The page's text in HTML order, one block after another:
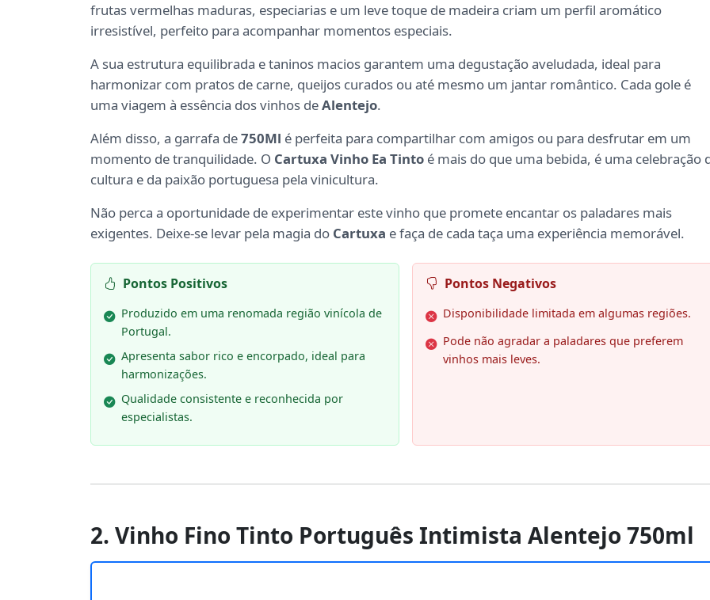
frutas vermelhas maduras, especiarias e um leve toque de madeira criam um perfil aromático
irresistível, perfeito para acompanhar momentos especiais.
A sua estrutura equilibrada e taninos macios garantem uma degustação aveludada, ideal para
harmonizar com pratos de carne, queijos curados ou até mesmo um jantar romântico. Cada gole é
uma viagem à essência dos vinhos deAlentejo.
Além disso, a garrafa de750Ml é perfeita para compartilhar com amigos ou para desfrutar em um
momento de tranquilidade. O Cartuxa Vinho Ea Tinto é mais do que uma bebida, é uma celebração
cultura e da paixão portuguesa pela vinicultura.
Não perca a oportunidade de experimentar este vinho que promete encantar os paladares mais
exigentes. Deixe-se levar pela magia do Cartuxa e faça de cada taça uma experiência memorável.
Pontos Positivos
Produzido em uma renomada região vinícola de
Portugal.
Apresenta sabor rico e encorpado, ideal para
harmonizações.
Qualidade consistente e reconhecida por
especialistas.
Pontos Negativos
Disponibilidade limitada em algumas regiões.
Pode não agradar a paladares que preferem
vinhos mais leves.
2. Vinho Fino Tinto Português Intimista Alentejo 750ml